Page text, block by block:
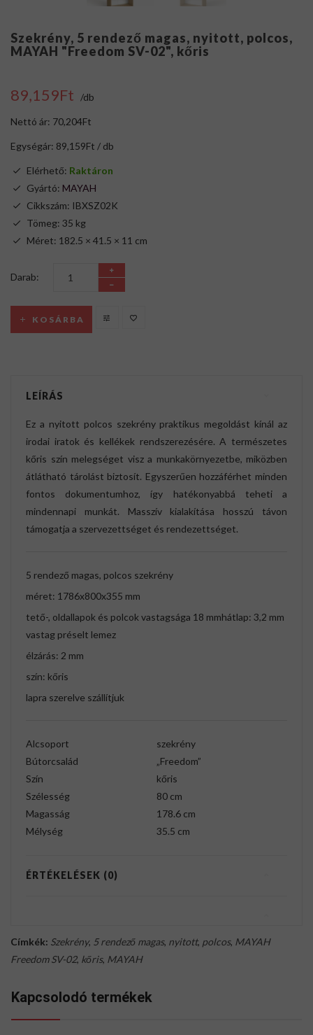
Szekrény, 5 rendező magas, nyitott, polcos,
MAYAH "Freedom SV-02", kőris
89,159Ft /db
Nettó ár: 70,204Ft
Egységár: 89,159Ft / db
Elérhető: Raktáron
Gyártó: MAYAH
Cikkszám: IBXSZ02K
Tömeg: 35 kg
Méret: 182.5 × 41.5 × 11 cm
Darab:
KOSÁRBA
LEÍRÁS
Ez a nyitott polcos szekrény praktikus megoldást kínál az
irodai iratok és kellékek rendszerezésére. A természetes
kőris szín melegséget visz a munkakörnyezetbe, miközben
átlátható tárolást biztosít. Egyszerűen hozzáférhet minden
fontos dokumentumhoz, így hatékonyabbá teheti a
mindennapi munkát. Masszív kialakítása hosszú távon
támogatja a szervezettséget és rendezettséget.
5 rendező magas, polcos szekrény
méret: 1786x800x355 mm
tető-, oldallapok és polcok vastagsága 18 mmhátlap: 3,2 mm
vastag préselt lemez
élzárás: 2 mm
szín: kőris
lapra szerelve szállítjuk
Alcsoport
szekrény
Bútorcsalád
„Freedom”
Szín
kőris
Szélesség
80 cm
Magasság
178.6 cm
Mélység
35.5 cm
ÉRTÉKELÉSEK (0)
Címkék: Szekrény, 5 rendező magas, nyitott, polcos, MAYAH
Freedom SV-02, kőris, MAYAH
Kapcsolodó termékek